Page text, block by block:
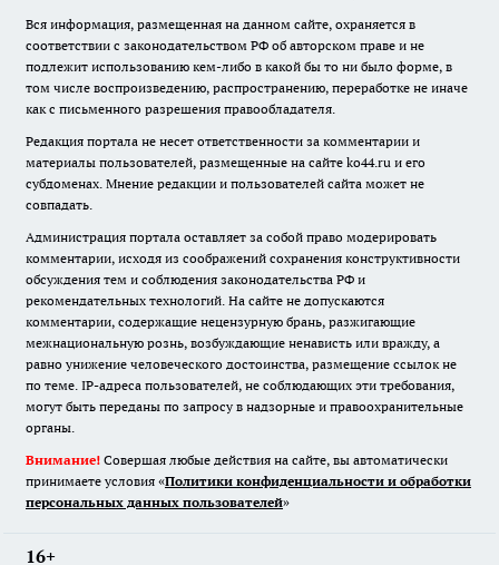
Вся информация, размещенная на данном сайте, охраняется в
соответствии с законодательством РФ об авторском праве и не
подлежит использованию кем-либо в какой бы то ни было форме, в
том числе воспроизведению, распространению, переработке не иначе
как с письменного разрешения правообладателя.
Редакция портала не несет ответственности за комментарии и
материалы пользователей, размещенные на сайте ko44.ru и его
субдоменах. Мнение редакции и пользователей сайта может не
совпадать.
Администрация портала оставляет за собой право модерировать
комментарии, исходя из соображений сохранения конструктивности
обсуждения тем и соблюдения законодательства РФ и
рекомендательных технологий. На сайте не допускаются
комментарии, содержащие нецензурную брань, разжигающие
межнациональную рознь, возбуждающие ненависть или вражду, а
равно унижение человеческого достоинства, размещение ссылок не
по теме. IP-адреса пользователей, не соблюдающих эти требования,
могут быть переданы по запросу в надзорные и правоохранительные
органы.
Внимание! Совершая любые действия на сайте, вы автоматически
принимаете условия «Политики конфиденциальности и обработки
персональных данных пользователей»
16+